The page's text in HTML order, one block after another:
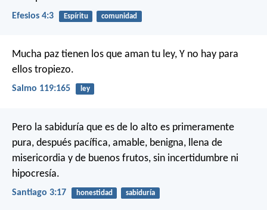
Efesios 4:3 Espíritu comunidad
Mucha paz tienen los que aman tu ley, Y no hay para
ellos tropiezo.
Salmo 119:165 ley
Pero la sabiduría que es de lo alto es primeramente
pura, después pacífica, amable, benigna, llena de
misericordia y de buenos frutos, sin incertidumbre ni
hipocresía.
Santiago 3:17 honestidad sabiduría